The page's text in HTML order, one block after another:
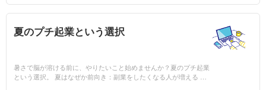
夏のプチ起業という選択
暑さで脳が溶ける前に、やりたいこと始めませんか？夏のプチ起業
という選択。 夏はなぜか前向き：副業をしたくなる人が増える 暑